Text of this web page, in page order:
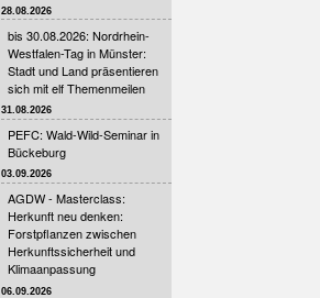
28.08.2026
bis 30.08.2026: Nordrhein-
Westfalen-Tag in Münster:
Stadt und Land präsentieren
sich mit elf Themenmeilen
31.08.2026
PEFC: Wald-Wild-Seminar in
Bückeburg
03.09.2026
AGDW - Masterclass:
Herkunft neu denken:
Forstpflanzen zwischen
Herkunftssicherheit und
Klimaanpassung
06.09.2026